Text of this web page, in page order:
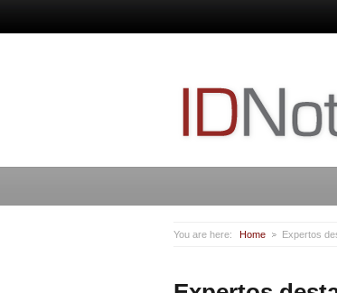
You are here: Home Expertos